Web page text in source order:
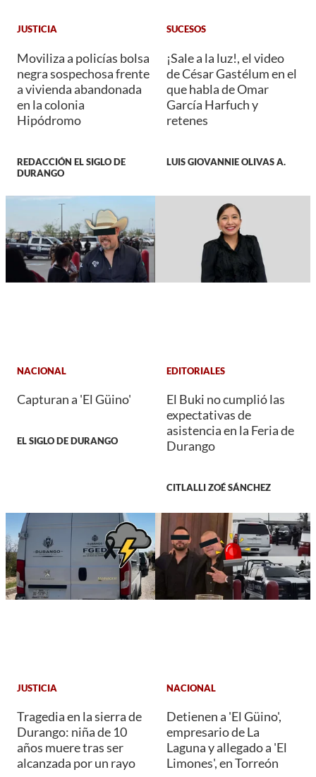
JUSTICIA
Moviliza a policías bolsa
negra sospechosa frente
a vivienda abandonada
en la colonia
Hipódromo
REDACCIÓN EL SIGLO DE
DURANGO
SUCESOS
¡Sale a la luz!, el video
de César Gastélum en el
que habla de Omar
García Harfuch y
retenes
LUIS GIOVANNIE OLIVAS A.
NACIONAL
Capturan a 'El Güino'
EL SIGLO DE DURANGO
EDITORIALES
El Buki no cumplió las
expectativas de
asistencia en la Feria de
Durango
CITLALLI ZOÉ SÁNCHEZ
JUSTICIA
Tragedia en la sierra de
Durango: niña de 10
años muere tras ser
alcanzada por un rayo
NACIONAL
Detienen a 'El Güino',
empresario de La
Laguna y allegado a 'El
Limones', en Torreón